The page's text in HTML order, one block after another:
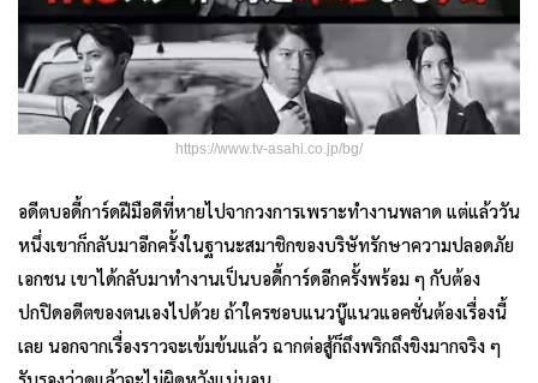
https://www.tv-asahi.co.jp/bg/
อดีตบอดี้การ์ดฝีมือดีที่หายไปจากวงการเพราะทำงานพลาด แต่แล้ววัน
หนึ่งเขาก็กลับมาอีกครั้งในฐานะสมาชิกของบริษัทรักษาความปลอดภัย
เอกชน เขาได้กลับมาทำงานเป็นบอดี้การ์ดอีกครั้งพร้อม ๆ กับต้อง
ปกปิดอดีตของตนเองไปด้วย ถ้าใครชอบแนวบู๊แนวแอคชั่นต้องเรื่องนี้
เลย นอกจากเรื่องราวจะเข้มข้นแล้ว ฉากต่อสู้ก็ถึงพริกถึงขิงมากจริง ๆ